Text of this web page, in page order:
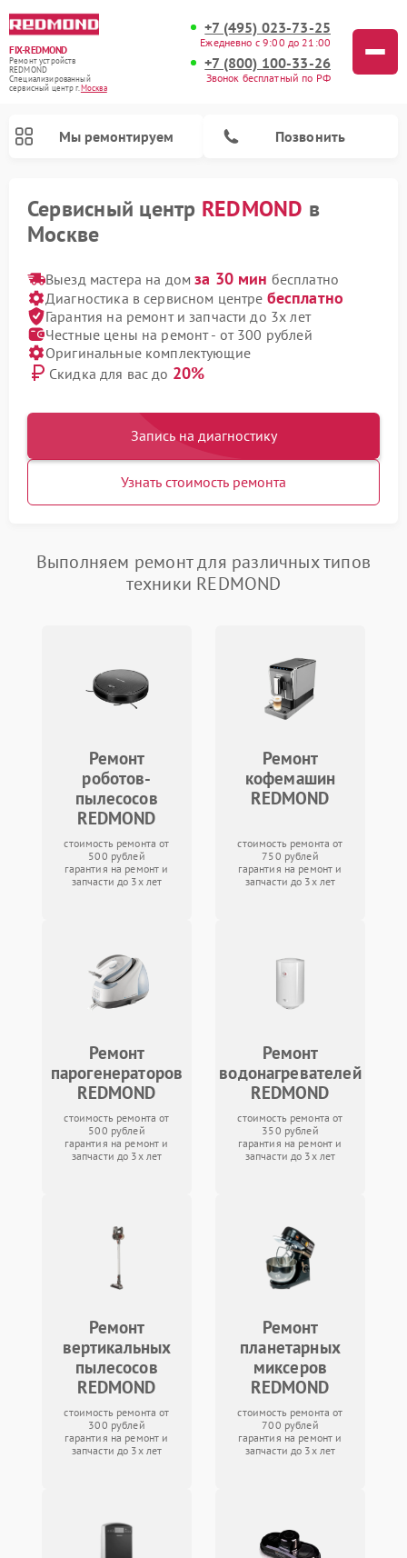
FIX-REDMOND
Ремонт устройств
REDMOND
Специализированный
cервисный центр г.Москва
+7 (495) 023-73-25
Ежедневно с 9:00 до 21:00
+7 (800) 100-33-26
Звонок бесплатный по РФ
Мы ремонтируем Позвонить
Сервисный центр REDMOND в
Москве
Выезд мастера на домза 30 мин бесплатно
Диагностика в сервисном центре бесплатно
Гарантия на ремонт и запчасти до 3х лет
Честные цены на ремонт - от 300 рублей
Оригинальные комплектующие
Скидка для вас до 20%
Запись на диагностику
Узнать стоимость ремонта
Выполняем ремонт для различных типов
техники REDMOND
Ремонт
роботов-
пылесосов
REDMOND
стоимость ремонта от
500 рублей
гарантия на ремонт и
запчасти до 3х лет
Ремонт
кофемашин
REDMOND
стоимость ремонта от
750 рублей
гарантия на ремонт и
запчасти до 3х лет
Ремонт
парогенераторов
REDMOND
стоимость ремонта от
500 рублей
гарантия на ремонт и
запчасти до 3х лет
Ремонт
водонагревателей
REDMOND
стоимость ремонта от
350 рублей
гарантия на ремонт и
запчасти до 3х лет
Ремонт
вертикальных
пылесосов
REDMOND
стоимость ремонта от
300 рублей
гарантия на ремонт и
запчасти до 3х лет
Ремонт
планетарных
миксеров
REDMOND
стоимость ремонта от
700 рублей
гарантия на ремонт и
запчасти до 3х лет